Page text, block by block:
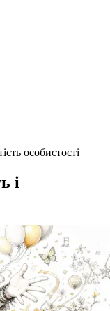
особистості
і